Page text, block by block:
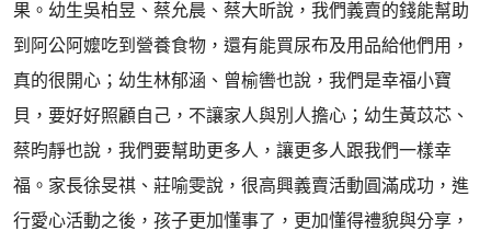
果。幼生吳柏昱、蔡允晨、蔡大昕說，我們義賣的錢能幫助
到阿公阿嬤吃到營養食物，還有能買尿布及用品給他們用，
真的很開心；幼生林郁涵、曾榆轡也說，我們是幸福小寶
貝，要好好照顧自己，不讓家人與別人擔心；幼生黃苡芯、
蔡昀靜也說，我們要幫助更多人，讓更多人跟我們一樣幸
福。家長徐旻祺、莊喻雯說，很高興義賣活動圓滿成功，進
行愛心活動之後，孩子更加懂事了，更加懂得禮貌與分享，